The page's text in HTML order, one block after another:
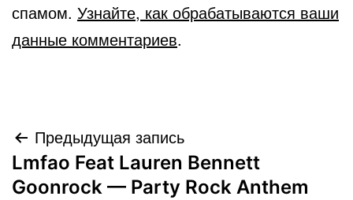
спамом. Узнайте, как обрабатываются ваши
данные комментариев.
Навигация
по
Предыдущая запись
Lmfao Feat Lauren Bennett
Goonrock — Party Rock Anthem